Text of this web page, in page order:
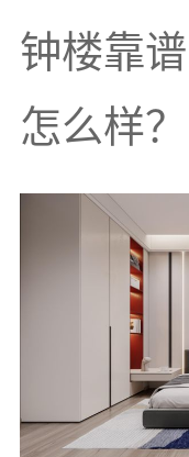
钟楼靠
怎么样